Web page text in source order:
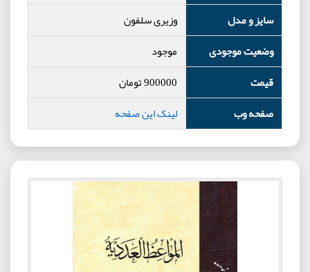
سایز و مدل
وزیری سلفون
وضعیت موجودی
موجود
قیمت
900000تومان
صفحه وب
لینک این صفحه